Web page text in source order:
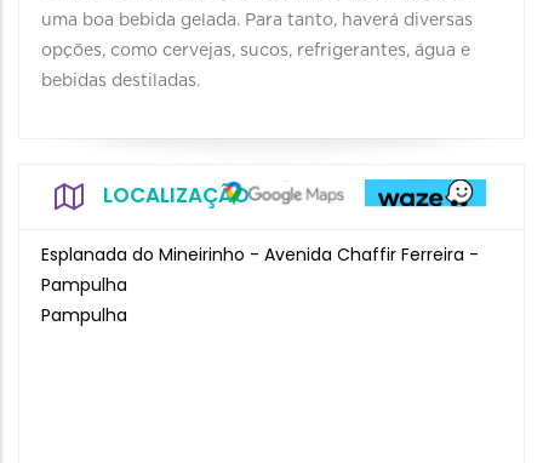
uma boa bebida gelada. Para tanto, haverá diversas
opções, como cervejas, sucos, refrigerantes, água e
bebidas destiladas.
LOCALIZAÇÃO
Esplanada do Mineirinho - Avenida Chaffir Ferreira -
Pampulha
Pampulha